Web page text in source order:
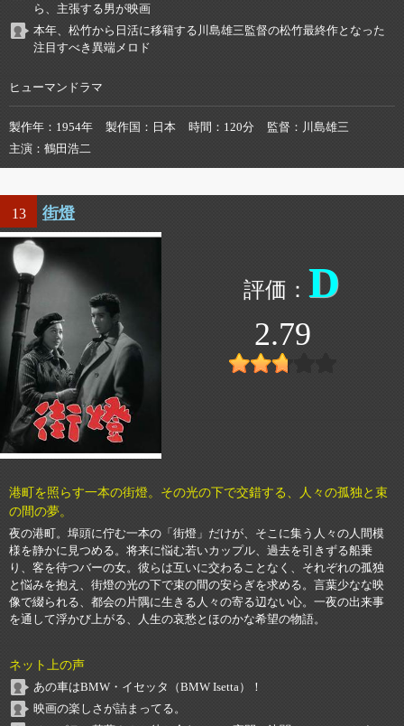
ら、主張する男が映画
本年、松竹から日活に移籍する川島雄三監督の松竹最終作となった
注目すべき異端メロド
ヒューマンドラマ
製作年 1954年 製作国 日本 時間 120分 監督
川島雄三
主演
鶴田浩二
13 街燈
D
2.79
港町を照らす一本の街燈。その光の下で交錯する、人々の孤独と束
の間の夢。
夜の港町。埠頭に佇む一本の「街燈」だけが、そこに集う人々の人間模
様を静かに見つめる。将来に悩む若いカップル、過去を引きずる船乗
り、客を待つバーの女。彼らは互いに交わることなく、それぞれの孤独
と悩みを抱え、街燈の光の下で束の間の安らぎを求める。言葉少なな映
像で綴られる、都会の片隅に生きる人々の寄る辺ない心。一夜の出来事
を通して浮かび上がる、人生の哀愁とほのかな希望の物語。
ネット上の声
あの車はBMW・イセッタ（BMW Isetta）！
映画の楽しさが詰まってる。